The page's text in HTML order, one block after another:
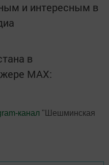
и интересным в
в
MАХ:
канал "Шешминская